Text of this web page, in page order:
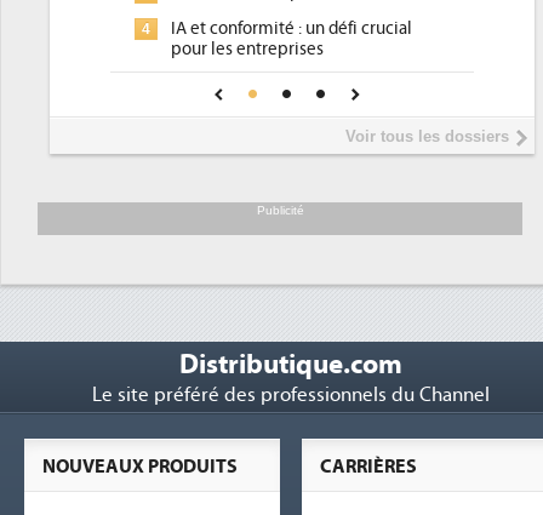
: un défi crucial
place pour répondre à...
Phocea DC dans les cordes pour la
DEE
Interview de Fabrice Coquio,
président de Digital Realty...
soutient les...
Voir tous les dossiers
Publicité
Distributique.com
Le site préféré des professionnels du Channel
CARRIÈRES
NOUVEAUX PRODUITS